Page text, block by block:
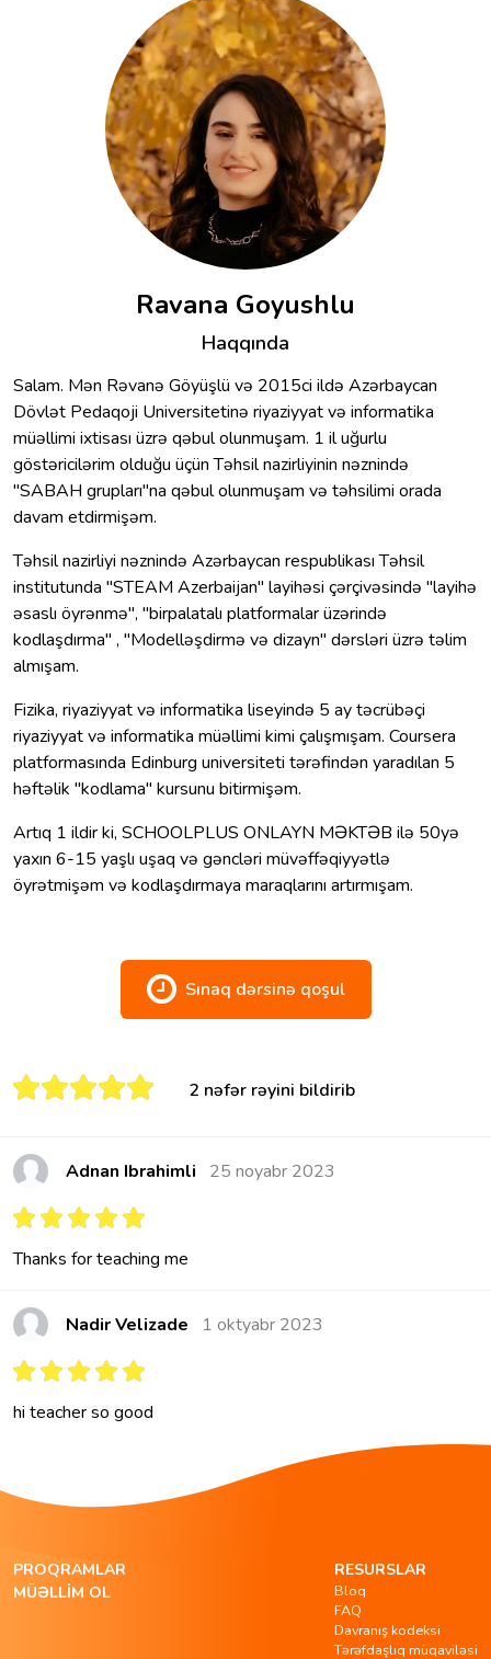
Ravana Goyushlu
Haqqında
Salam. Mən Rəvanə Göyüşlü və 2015ci ildə Azərbaycan
Dövlət Pedaqoji Universitetinə riyaziyyat və informatika
müəllimi ixtisası üzrə qəbul olunmuşam. 1 il uğurlu
göstəricilərim olduğu üçün Təhsil nazirliyinin nəznində
"SABAH grupları"na qəbul olunmuşam və təhsilimi orada
davam etdirmişəm.
Təhsil nazirliyi nəznində Azərbaycan respublikası Təhsil
institutunda "STEAM Azerbaijan" layihəsi çərçivəsində "layihə
əsaslı öyrənmə", "birpalatalı platformalar üzərində
kodlaşdırma" , "Modelləşdirmə və dizayn" dərsləri üzrə təlim
almışam.
Fizika, riyaziyyat və informatika liseyində 5 ay təcrübəçi
riyaziyyat və informatika müəllimi kimi çalışmışam. Coursera
platformasında Edinburg universiteti tərəfindən yaradılan 5
həftəlik "kodlama" kursunu bitirmişəm.
Artıq 1 ildir ki, SCHOOLPLUS ONLAYN MƏKTƏB ilə 50yə
yaxın 6-15 yaşlı uşaq və gəncləri müvəffəqiyyətlə
öyrətmişəm və kodlaşdırmaya maraqlarını artırmışam.
Sınaq dərsinə qoşul
2 nəfər rəyini bildirib
Adnan Ibrahimli 25 noyabr 2023
Thanks for teaching me
Nadir Velizade 1 oktyabr 2023
hi teacher so good
PROQRAMLAR
MÜƏLLIM OL
RESURSLAR
Bloq
FAQ
Davranış kodeksi
Tərəfdaşlıq müqaviləsi